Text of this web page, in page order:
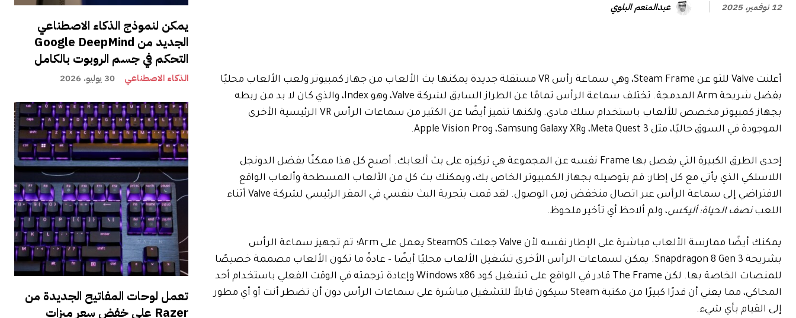
يمكن لنموذج الذكاء الاصطناعي
الجديد من Google DeepMind
التحكم في جسم الروبوت بالكامل
الذكاء الاصطناعي 30 يوليو، 2026
تعمل لوحات المفاتيح الجديدة من
Razer على خفض سعر ميزات
12 نوفمبر، 2025 عبدالمنعم البلوي
أعلنت Valve للتو عن Steam Frame، وهي سماعة رأس VR مستقلة جديدة يمكنها بث الألعاب من جهاز كمبيوتر ولعب الألعاب محليًا
بفضل شريحة Arm المدمجة. تختلف سماعة الرأس تمامًا عن الطراز السابق لشركة Valve، وهو Index، والذي كان لا بد من ربطه
بجهاز كمبيوتر مخصص للألعاب باستخدام سلك مادي. ولكنها تتميز أيضًا عن الكثير من سماعات الرأس VR الرئيسية الأخرى
الموجودة في السوق حاليًا، مثل Meta Quest 3، وSamsung Galaxy XR، وApple Vision Pro.
إحدى الطرق الكبيرة التي يفصل بها Frame نفسه عن المجموعة هي تركيزه على بث ألعابك. أصبح كل هذا ممكنًا بفضل الدونجل
اللاسلكي الذي يأتي مع كل إطار: قم بتوصيله بجهاز الكمبيوتر الخاص بك، ويمكنك بث كل من الألعاب المسطحة وألعاب الواقع
الافتراضي إلى سماعة الرأس عبر اتصال منخفض زمن الوصول. لقد قمت بتجربة البث بنفسي في المقر الرئيسي لشركة Valve أثناء
اللعبنصف الحياة: أليكس، ولم ألاحظ أي تأخير ملحوظ.
يمكنك أيضًا ممارسة الألعاب مباشرة على الإطار نفسه لأن Valve جعلت SteamOS يعمل على Arm؛ تم تجهيز سماعة الرأس
بشريحة Snapdragon 8 Gen 3. يمكن لسماعات الرأس الأخرى تشغيل الألعاب محليًا أيضًا – عادةً ما تكون الألعاب مصممة خصيصًا
للمنصات الخاصة بها. لكن The Frame قادر في الواقع على تشغيل كود Windows x86 وإعادة ترجمته في الوقت الفعلي باستخدام أحد
المحاكي، مما يعني أن قدرًا كبيرًا من مكتبة Steam سيكون قابلاً للتشغيل مباشرة على سماعات الرأس دون أن تضطر أنت أو أي مطور
إلى القيام بأي شيء.